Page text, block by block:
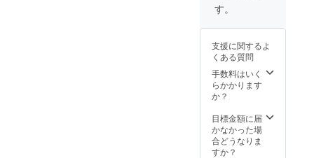
もよろ
願い致
しま
す。 ※
権利履
行期間
後、同
サービ
スを利
用する
名等の
よろし
くお願
い致し
ます。
（名
文字以
下、イ
ニシャ
ル及び
校に関
ベント
（説明
会、ガ
イダン
スな
画の自
由投稿
権の付
与 →
す。
支援に関するよ
くある質問
手数料はいく
らかかります
か？
目標金額に届
かなかった場
合どうなりま
すか？